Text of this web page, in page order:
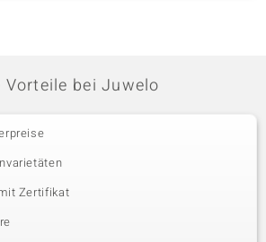
Vorteile bei Juwelo
Zertifikat